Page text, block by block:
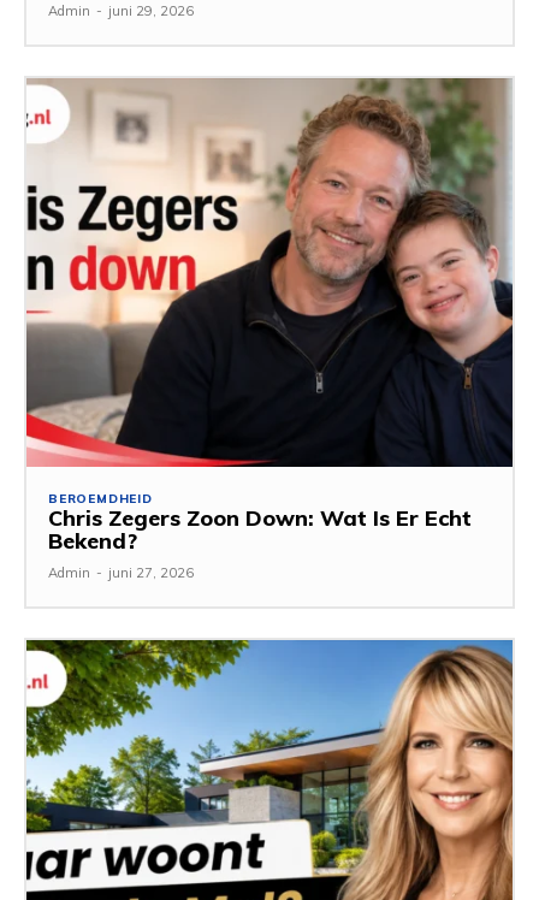
Admin - juni 29, 2026
BEROEMDHEID
Chris Zegers Zoon Down: Wat Is Er Echt
Bekend?
Admin - juni 27, 2026